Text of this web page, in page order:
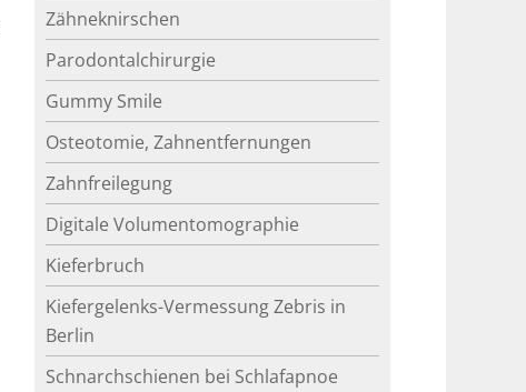
Zähneknirschen
Parodontalchirurgie
Gummy Smile
Osteotomie, Zahnentfernungen
Zahnfreilegung
Digitale Volumentomographie
Kieferbruch
Kiefergelenks-Vermessung Zebris in
Berlin
Schnarchschienen bei Schlafapnoe